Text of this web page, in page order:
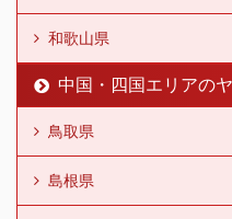
和歌山県
中国・四国エリアの
鳥取県
島根県